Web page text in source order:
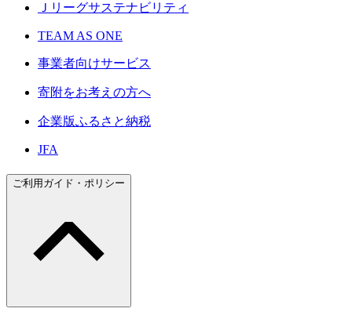
Ｊリーグサステナビリティ
TEAM AS ONE
事業者向けサービス
寄附をお考えの方へ
企業版ふるさと納税
JFA
ご利用ガイド・ポリシー